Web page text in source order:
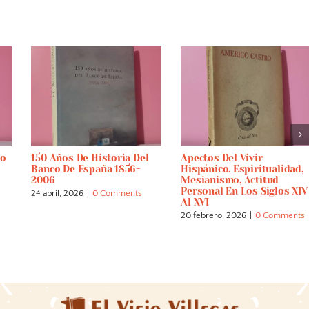
150 Años De Historia Del
Banco De España 1856-
2006
24 abril, 2026 0 Comments
Apectos Del Vivir
Hispánico. Espiritualidad,
Mesianismo, Actitud
Personal En Los Siglos XIV
Al XVI
20 febrero, 2026 0 Comments